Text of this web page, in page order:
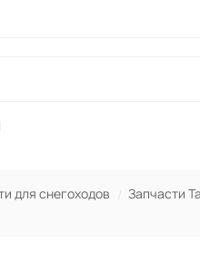
для снегоходов Запчасти